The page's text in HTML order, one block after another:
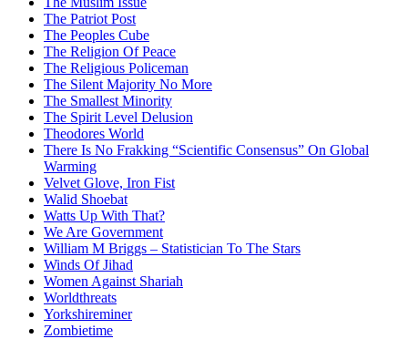
The Patriot Post
The Peoples Cube
The Religion Of Peace
The Religious Policeman
The Silent Majority No More
The Smallest Minority
The Spirit Level Delusion
Theodores World
There Is No Frakking “Scientific Consensus” On Global
Warming
Velvet Glove, Iron Fist
Walid Shoebat
Watts Up With That?
We Are Government
William M Briggs – Statistician To The Stars
Winds Of Jihad
Women Against Shariah
Worldthreats
Yorkshireminer
Zombietime